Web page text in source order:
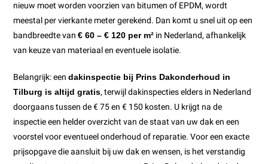
nieuw moet worden voorzien van bitumen of EPDM, wordt
meestal per vierkante meter gerekend. Dan komt u snel uit op een
bandbreedte van€ 60 – € 120 per m² in Nederland, afhankelijk
van keuze van materiaal en eventuele isolatie.
Belangrijk: eendakinspectie bij Prins Dakonderhoud in
Tilburg is altijd gratis, terwijl dakinspecties elders in Nederland
doorgaans tussen de € 75 en € 150 kosten. U krijgt na de
inspectie een helder overzicht van de staat van uw dak en een
voorstel voor eventueel onderhoud of reparatie. Voor een exacte
prijsopgave die aansluit bij uw dak en wensen, is het verstandig